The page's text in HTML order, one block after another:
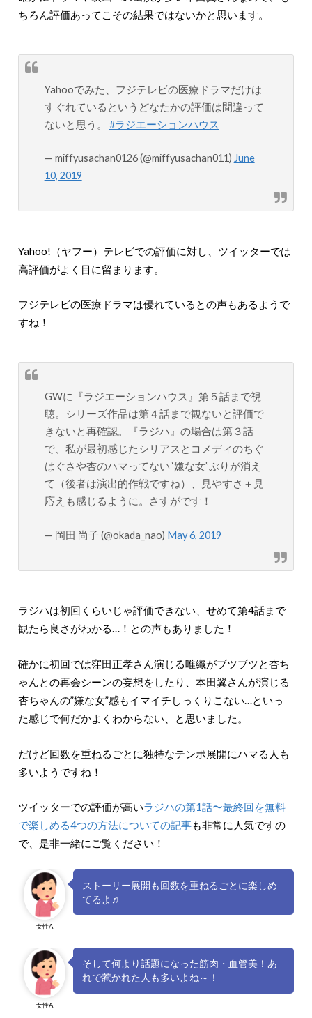
ちろん評価あってこその結果ではないかと思います。
Yahooでみた、フジテレビの医療ドラマだけは
すぐれているというどなたかの評価は間違って
ないと思う。 #ラジエーションハウス
— miffyusachan0126 (@miffyusachan011) June
10, 2019
Yahoo!（ヤフー）テレビでの評価に対し、ツイッターでは
高評価がよく目に留まります。
フジテレビの医療ドラマは優れているとの声もあるようで
すね！
GWに『ラジエーションハウス』第５話まで視
聴。シリーズ作品は第４話まで観ないと評価で
きないと再確認。『ラジハ』の場合は第３話
で、私が最初感じたシリアスとコメディのちぐ
はぐさや杏のハマってない“嫌な女”ぶりが消え
て（後者は演出的作戦ですね）、見やすさ＋見
応えも感じるように。さすがです！
— 岡田 尚子 (@okada_nao) May 6, 2019
ラジハは初回くらいじゃ評価できない、せめて第4話まで
観たら良さがわかる…！との声もありました！
確かに初回では窪田正孝さん演じる唯織がブツブツと杏ち
ゃんとの再会シーンの妄想をしたり、本田翼さんが演じる
杏ちゃんの”嫌な女”感もイマイチしっくりこない…といっ
た感じで何だかよくわからない、と思いました。
だけど回数を重ねるごとに独特なテンポ展開にハマる人も
多いようですね！
ツイッターでの評価が高いラジハの第1話〜最終回を無料
で楽しめる4つの方法についての記事も非常に人気ですの
で、是非一緒にご覧ください！
女性A
ストーリー展開も回数を重ねるごとに楽しめ
てるよ♬
女性A
そして何より話題になった筋肉・血管美！あ
れで惹かれた人も多いよね～！